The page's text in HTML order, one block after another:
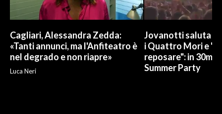
Cagliari, Alessandra Zedda:
«Tanti annunci, ma l'Anfiteatro è
nel degrado e non riapre»
Luca Neri
Jovanotti saluta la
i Quattro Mori e
reposare": in
Summer Party